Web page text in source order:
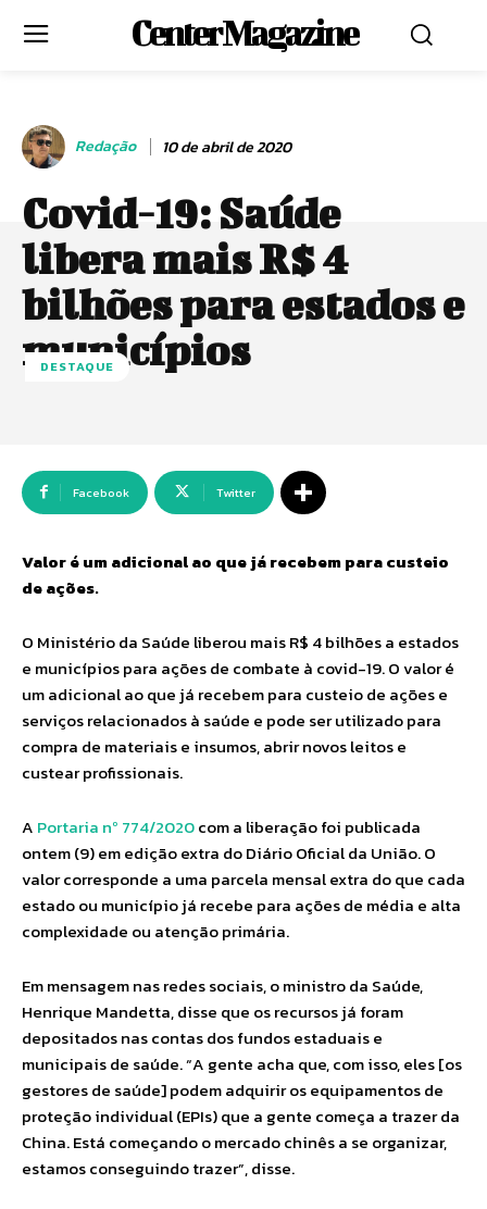
Center Magazine
Redação 10 de abril de 2020
Covid-19: Saúde
libera mais R$ 4
bilhões para estados e
municípios
DESTAQUE
Facebook Twitter
Valor é um adicional ao que já recebem para custeio
de ações.
O Ministério da Saúde liberou mais R$ 4 bilhões a estados
e municípios para ações de combate à covid-19. O valor é
um adicional ao que já recebem para custeio de ações e
serviços relacionados à saúde e pode ser utilizado para
compra de materiais e insumos, abrir novos leitos e
custear profissionais.
A Portaria nº 774/2020com a liberação foi publicada
ontem (9) em edição extra do Diário Oficial da União. O
valor corresponde a uma parcela mensal extra do que cada
estado ou município já recebe para ações de média e alta
complexidade ou atenção primária.
Em mensagem nas redes sociais, o ministro da Saúde,
Henrique Mandetta, disse que os recursos já foram
depositados nas contas dos fundos estaduais e
municipais de saúde. “A gente acha que, com isso, eles [os
gestores de saúde] podem adquirir os equipamentos de
proteção individual (EPIs) que a gente começa a trazer da
China. Está começando o mercado chinês a se organizar,
estamos conseguindo trazer”, disse.